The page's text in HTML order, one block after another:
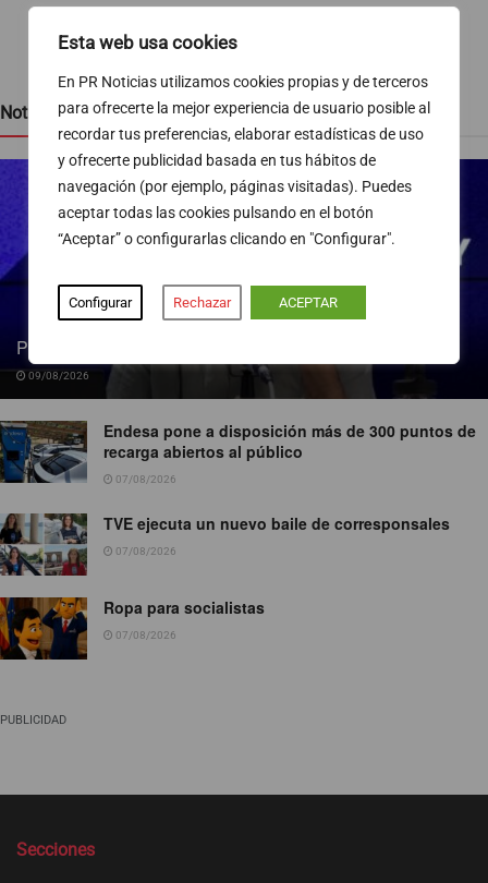
Esta web usa cookies
En PR Noticias utilizamos cookies propias y de terceros
para ofrecerte la mejor experiencia de usuario posible al
recordar tus preferencias, elaborar estadísticas de uso
y ofrecerte publicidad basada en tus hábitos de
navegación (por ejemplo, páginas visitadas). Puedes
aceptar todas las cookies pulsando en el botón
“Aceptar” o configurarlas clicando en "Configurar".
Configurar Rechazar ACEPTAR
Noticias recientes
Pedro Blanco gana peso en la SER
09/08/2026
Endesa pone a disposición más de 300 puntos de
recarga abiertos al público
07/08/2026
TVE ejecuta un nuevo baile de corresponsales
07/08/2026
Ropa para socialistas
07/08/2026
PUBLICIDAD
Secciones